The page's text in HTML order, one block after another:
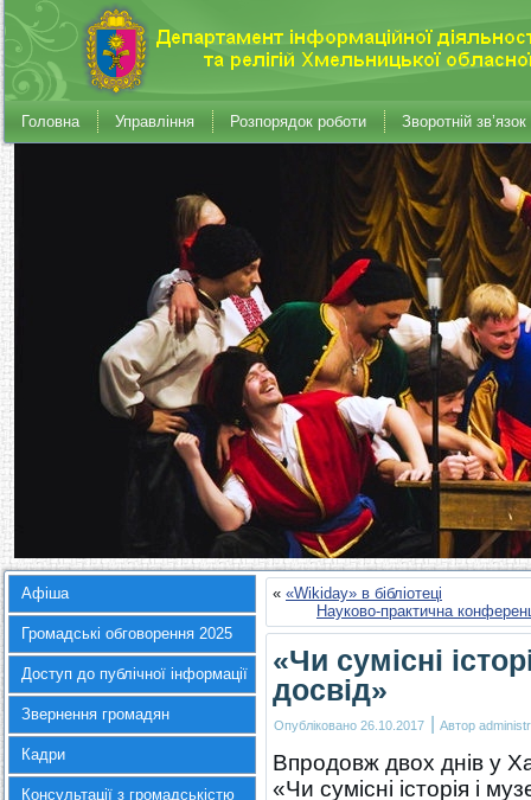
Головна Управління Розпорядок роботи Зворотній зв’язок
Афіша
Громадські обговорення 2025
Доступ до публічної інформації
Звернення громадян
Кадри
Консультації з громадськістю
« «Wikiday» в бібліотеці
Науково-практична
«Чи сумісні
досвід»
Опубліковано 26.10.2017 | Автор
Впродовж двох днів у
«Чи сумісні історія і